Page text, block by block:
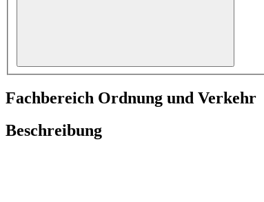
Fachbereich Ordnung und Verkehr
Beschreibung